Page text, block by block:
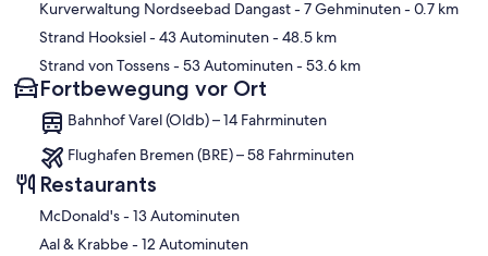
Kurverwaltung Nordseebad Dangast- 7 Gehminuten- 0.7 km
Strand Hooksiel- 43 Autominuten- 48.5 km
Strand von Tossens- 53 Autominuten- 53.6 km
Fortbewegung vor Ort
Bahnhof Varel (Oldb) – 14 Fahrminuten
Flughafen Bremen (BRE) – 58 Fahrminuten
Restaurants
‪McDonald's - ‬13 Autominuten
‪Aal & Krabbe - ‬12 Autominuten